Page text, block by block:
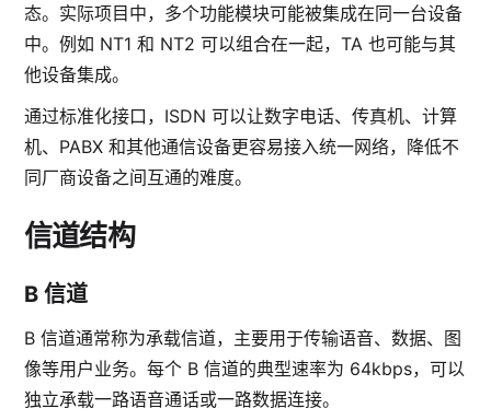
态。实际项目中，多个功能模块可能被集成在同一台设备
中。例如 NT1 和 NT2 可以组合在一起，TA 也可能与其
他设备集成。
通过标准化接口，ISDN 可以让数字电话、传真机、计算
机、PABX 和其他通信设备更容易接入统一网络，降低不
同厂商设备之间互通的难度。
信道结构
B 信道
B 信道通常称为承载信道，主要用于传输语音、数据、图
像等用户业务。每个 B 信道的典型速率为 64kbps，可以
独立承载一路语音通话或一路数据连接。